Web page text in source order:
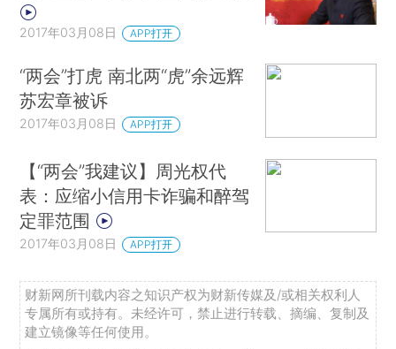
2017年03月08日 APP打开
“两会”打虎 南北两“虎”余远辉
苏宏章被诉
2017年03月08日 APP打开
【“两会”我建议】周光权代
表：应缩小信用卡诈骗和醉驾
定罪范围
2017年03月08日 APP打开
财新网所刊载内容之知识产权为财新传媒及/或相关权利人
专属所有或持有。未经许可，禁止进行转载、摘编、复制及
建立镜像等任何使用。